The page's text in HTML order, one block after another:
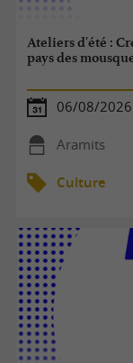
Ateliers d'été :
pays des
06/08/2026
Aramits
Culture